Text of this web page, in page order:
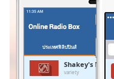
behind
Remaining
ประเทศฟิลิปปินส์
Shakey's Radio
variety